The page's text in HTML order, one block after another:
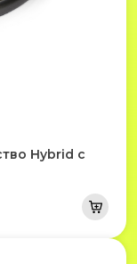
Hybrid с